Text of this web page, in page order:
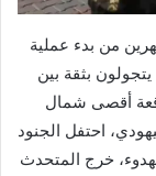
الأول 2023، وبعد شهرين من بدء عملية
بثقة بين
أقصى شمال
احتفل الجنود
خرج المتحدث